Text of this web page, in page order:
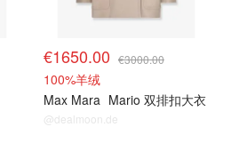
€1650.00 €3000.00
100%羊绒
Max Mara Mario 双排扣大衣
@dealmoon.de